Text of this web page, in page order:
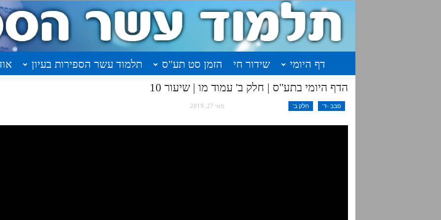
דף היומי שידור חי הזמן סט תע"ס תלמוד עשר הספירות בעיון
הדף היומי בתע"ס | חלק ב' עמוד מו | שיעור 10
סבב -ד' חלק ב' מאי 27, 2019